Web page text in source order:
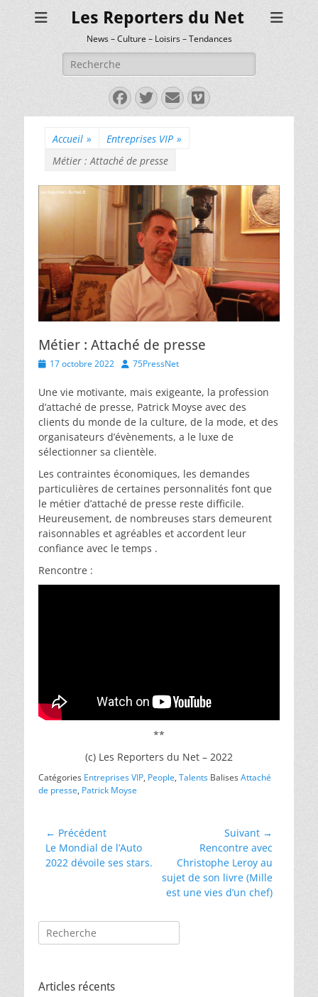
Les Reporters du Net
News – Culture – Loisirs – Tendances
Rechercher :
Facebook
Twitter
E-
mail
Vimeo
Accueil » Entreprises VIP »
Métier : Attaché de presse
Métier : Attaché de presse
Posted17 octobre 2022 Author
75PressNet
Une vie motivante, mais exigeante, la profession
d’attaché de presse, Patrick Moyse avec des
clients du monde de la culture, de la mode, et des
organisateurs d’évènements, a le luxe de
sélectionner sa clientèle.
Les contraintes économiques, les demandes
particulières de certaines personnalités font que
le métier d’attaché de presse reste difficile.
Heureusement, de nombreuses stars demeurent
raisonnables et agréables et accordent leur
confiance avec le temps .
Rencontre :
**
(c) Les Reporters du Net – 2022
Catégories Entreprises VIP, People, Talents BalisesAttaché
de presse, Patrick Moyse
Navigation
de
l’article
← Précédent
Article
précédent :
Le Mondial de l’Auto
2022 dévoile ses stars.
Suivant →
suivant :
Rencontre avec
Christophe Leroy au
sujet de son livre (Mille
est une vies d’un chef)
Rechercher :
Articles récents